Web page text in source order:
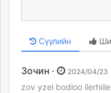
Сүүлийн
Зочин · 2024/04/23
zov yzel bodloo